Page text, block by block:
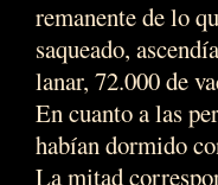
remanente de lo
saqueado,
lanar, 72.000 de
En cuanto a las
habían dormido
La mitad